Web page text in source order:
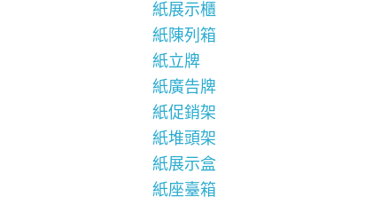
紙展示櫃
紙陳列箱
紙立牌
紙廣告牌
紙促銷架
紙堆頭架
紙展示盒
紙座臺箱